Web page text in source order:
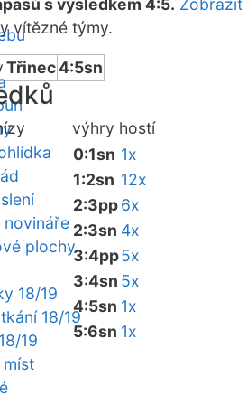
novináře
plochy
18/19
18/19
19
s výsledkem 4:5. Zobrazit
vítězné týmy.
Třinec4:5sn
výhry hostí
0:1sn 1x
1:2sn 12x
2:3pp6x
2:3sn 4x
3:4pp5x
3:4sn 5x
4:5sn 1x
5:6sn 1x